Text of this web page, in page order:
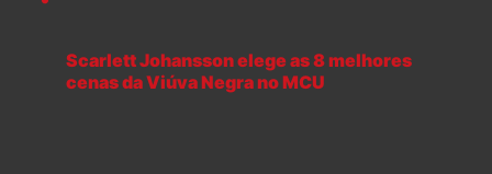
Scarlett Johansson elege as 8 melhores
cenas da Viúva Negra no MCU